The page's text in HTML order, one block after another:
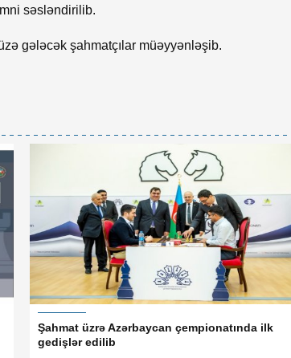
səsləndirilib.
gələcək şahmatçılar müəyyənləşib.
Şahmat üzrə Azərbaycan çempionatında ilk
gedişlər edilib